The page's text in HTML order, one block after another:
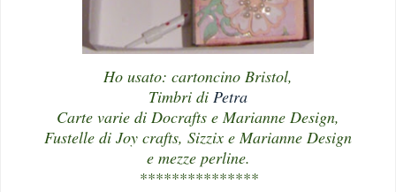
Ho usato: cartoncino Bristol,
Timbri di Petra
Carte varie di Docrafts e Marianne Design,
Fustelle di Joy crafts, Sizzix e Marianne Design
e mezze perline.
***************